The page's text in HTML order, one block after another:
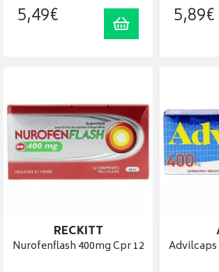
5,49€ Ajouter au panier
5,89€
RECKITT
Nurofenflash 400mg Cpr 12